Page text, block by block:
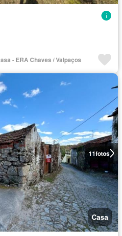
- ERA Chaves / Valpaços
11fotos
Casa